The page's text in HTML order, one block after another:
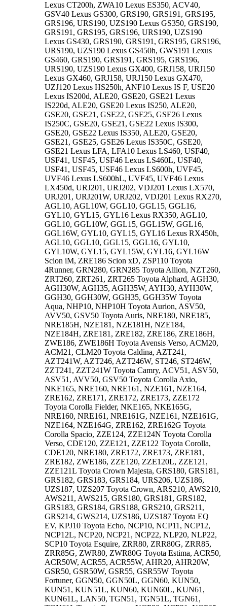
Lexus CT200h, ZWA10 Lexus ES350, ACV40,
GSV40 Lexus GS300, GRS190, GRS191, GRS195,
GRS196, URS190, UZS190 Lexus GS350, GRS190,
GRS191, GRS195, GRS196, URS190, UZS190
Lexus GS430, GRS190, GRS191, GRS195, GRS196,
URS190, UZS190 Lexus GS450h, GWS191 Lexus
GS460, GRS190, GRS191, GRS195, GRS196,
URS190, UZS190 Lexus GX400, GRJ158, URJ150
Lexus GX460, GRJ158, URJ150 Lexus GX470,
UZJ120 Lexus HS250h, ANF10 Lexus IS F, USE20
Lexus IS200d, ALE20, GSE20, GSE21 Lexus
IS220d, ALE20, GSE20 Lexus IS250, ALE20,
GSE20, GSE21, GSE22, GSE25, GSE26 Lexus
IS250C, GSE20, GSE21, GSE22 Lexus IS300,
GSE20, GSE22 Lexus IS350, ALE20, GSE20,
GSE21, GSE25, GSE26 Lexus IS350C, GSE20,
GSE21 Lexus LFA, LFA10 Lexus LS460, USF40,
USF41, USF45, USF46 Lexus LS460L, USF40,
USF41, USF45, USF46 Lexus LS600h, UVF45,
UVF46 Lexus LS600hL, UVF45, UVF46 Lexus
LX450d, URJ201, URJ202, VDJ201 Lexus LX570,
URJ201, URJ201W, URJ202, VDJ201 Lexus RX270,
AGL10, AGL10W, GGL10, GGL15, GGL16,
GYL10, GYL15, GYL16 Lexus RX350, AGL10,
GGL10, GGL10W, GGL15, GGL15W, GGL16,
GGL16W, GYL10, GYL15, GYL16 Lexus RX450h,
AGL10, GGL10, GGL15, GGL16, GYL10,
GYL10W, GYL15, GYL15W, GYL16, GYL16W
Scion iM, ZRE186 Scion xD, ZSP110 Toyota
4Runner, GRN280, GRN285 Toyota Allion, NZT260,
ZRT260, ZRT261, ZRT265 Toyota Alphard, AGH30,
AGH30W, AGH35, AGH35W, AYH30, AYH30W,
GGH30, GGH30W, GGH35, GGH35W Toyota
Aqua, NHP10, NHP10H Toyota Aurion, ASV50,
AVV50, GSV50 Toyota Auris, NRE180, NRE185,
NRE185H, NZE181, NZE181H, NZE184,
NZE184H, ZRE181, ZRE182, ZRE186, ZRE186H,
ZWE186, ZWE186H Toyota Avensis Verso, ACM20,
ACM21, CLM20 Toyota Caldina, AZT241,
AZT241W, AZT246, AZT246W, ST246, ST246W,
ZZT241, ZZT241W Toyota Camry, ACV51, ASV50,
ASV51, AVV50, GSV50 Toyota Corolla Axio,
NKE165, NRE160, NRE161, NZE161, NZE164,
ZRE162, ZRE171, ZRE172, ZRE173, ZZE172
Toyota Corolla Fielder, NKE165, NKE165G,
NRE160, NRE161, NRE161G, NZE161, NZE161G,
NZE164, NZE164G, ZRE162, ZRE162G Toyota
Corolla Spacio, ZZE124, ZZE124N Toyota Corolla
Verso, CDE120, ZZE121, ZZE122 Toyota Corolla,
CDE120, NRE180, ZRE172, ZRE173, ZRE181,
ZRE182, ZWE186, ZZE120, ZZE120L, ZZE121,
ZZE121L Toyota Crown Majesta, GRS180, GRS181,
GRS182, GRS183, GRS184, URS206, UZS186,
UZS187, UZS207 Toyota Crown, ARS210, AWS210,
AWS211, AWS215, GRS180, GRS181, GRS182,
GRS183, GRS184, GRS188, GRS210, GRS211,
GRS214, GWS214, UZS186, UZS187 Toyota EQ
EV, KPJ10 Toyota Echo, NCP10, NCP11, NCP12,
NCP12L, NCP20, NCP21, NCP22, NLP20, NLP22,
SCP10 Toyota Esquire, ZRR80, ZRR80G, ZRR85,
ZRR85G, ZWR80, ZWR80G Toyota Estima, ACR50,
ACR50W, ACR55, ACR55W, AHR20, AHR20W,
GSR50, GSR50W, GSR55, GSR55W Toyota
Fortuner, GGN50, GGN50L, GGN60, KUN50,
KUN51, KUN51L, KUN60, KUN60L, KUN61,
KUN61L, LAN50, TGN51, TGN51L, TGN61,